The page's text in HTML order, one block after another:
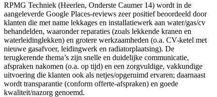
RPMG Techniek (Heerlen, Onderste Caumer 14) wordt in de
aangeleverde Google Places-reviews zeer positief beoordeeld door
klanten die met name lekkages en installatiewerk aan water/gas/cv
behandelden, waaronder reparaties (zoals lekkende kranen en
waterleidinglekken) en grotere werkzaamheden (o.a. CV-ketel met
nieuwe gasafvoer, leidingwerk en radiatorplaatsing). De
terugkerende thema’s zijn snelle en duidelijke communicatie,
afspraken nakomen (o.a. op tijd) en een zorgvuldige, vakkundige
uitvoering die klanten ook als netjes/opgeruimd ervaren; daarnaast
wordt transparantie (conform offerte-afspraken) en goede
kwaliteit/nazorg genoemd.